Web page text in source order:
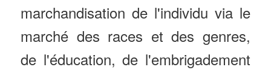
marchandisation de l'individu via le
marché des races et des genres,
de l'éducation, de l'embrigadement